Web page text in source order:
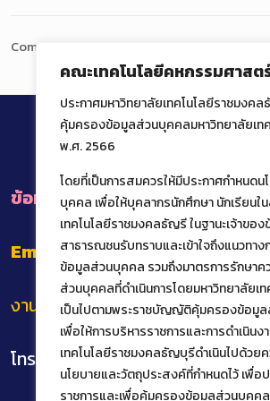
คณะเทคโนโลยีคหกรรมศาสต
ประกาศมหาวิทยาลัยเทคโนโลยีราชมงค
คุ้มครองข้อมูลส่วนบุคคลมหาวิทยาลัยเ
พ.ศ. 2566
โดยที่เป็นการสมควรให้มีประกาศกำหนด
บุคคล เพื่อให้บุคลากรนักศึกษา นักเรียนใ
เทคโนโลยีราชมงคลธัญรี ในฐานะเจ้าข
สาธารณชนรับทราบและเข้าใจถึงแนวทา
ข้อมูลส่วนบุคคล รวมถึงมาตรการรักษา
ส่วนบุคคลที่ดำเนินการโดยมหาวิทยาลัยเ
เป็นไปตามพระราชบัญญัติคุ้มครองข้อมู
เพื่อให้การบริหารราชการและการดำเนิน
เทคโนโลยีราชมงคลธัญบุรีดำเนินไปด้วย
นโยบายและวัตถุประสงค์ที่กำหนดไว้ เพื่
ราชการและเพื่อคุ้มครองข้อมูลส่วนบุคคล
Comments are closed.
ข้อมูลการติดต่อหน่วยงานภายใน
Email : het@rmutt.ac.th
งานทะเบียนและบริการนักศึกษาแบบเ
โทร.02 549 3159